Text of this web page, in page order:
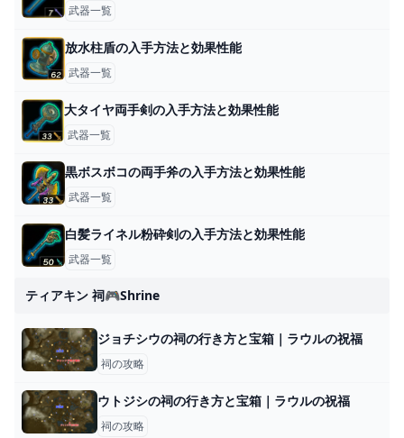
武器一覧
放水柱盾の入手方法と効果性能
武器一覧
大タイヤ両手剣の入手方法と効果性能
武器一覧
黒ボスボコの両手斧の入手方法と効果性能
武器一覧
白髪ライネル粉砕剣の入手方法と効果性能
武器一覧
ティアキン 祠🎮shrine
ジョチシウの祠の行き方と宝箱｜ラウルの祝福
祠の攻略
ウトジシの祠の行き方と宝箱｜ラウルの祝福
祠の攻略